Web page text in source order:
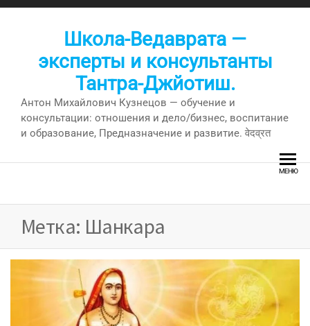
Перейти
Школа-Ведаврата —
эксперты и консультанты
Тантра-Джйотиш.
Антон Михайлович Кузнецов — обучение и
консультации: отношения и дело/бизнес, воспитание
и образование, Предназначение и развитие. वेदव्रत
МЕНЮ
Метка: Шанкара